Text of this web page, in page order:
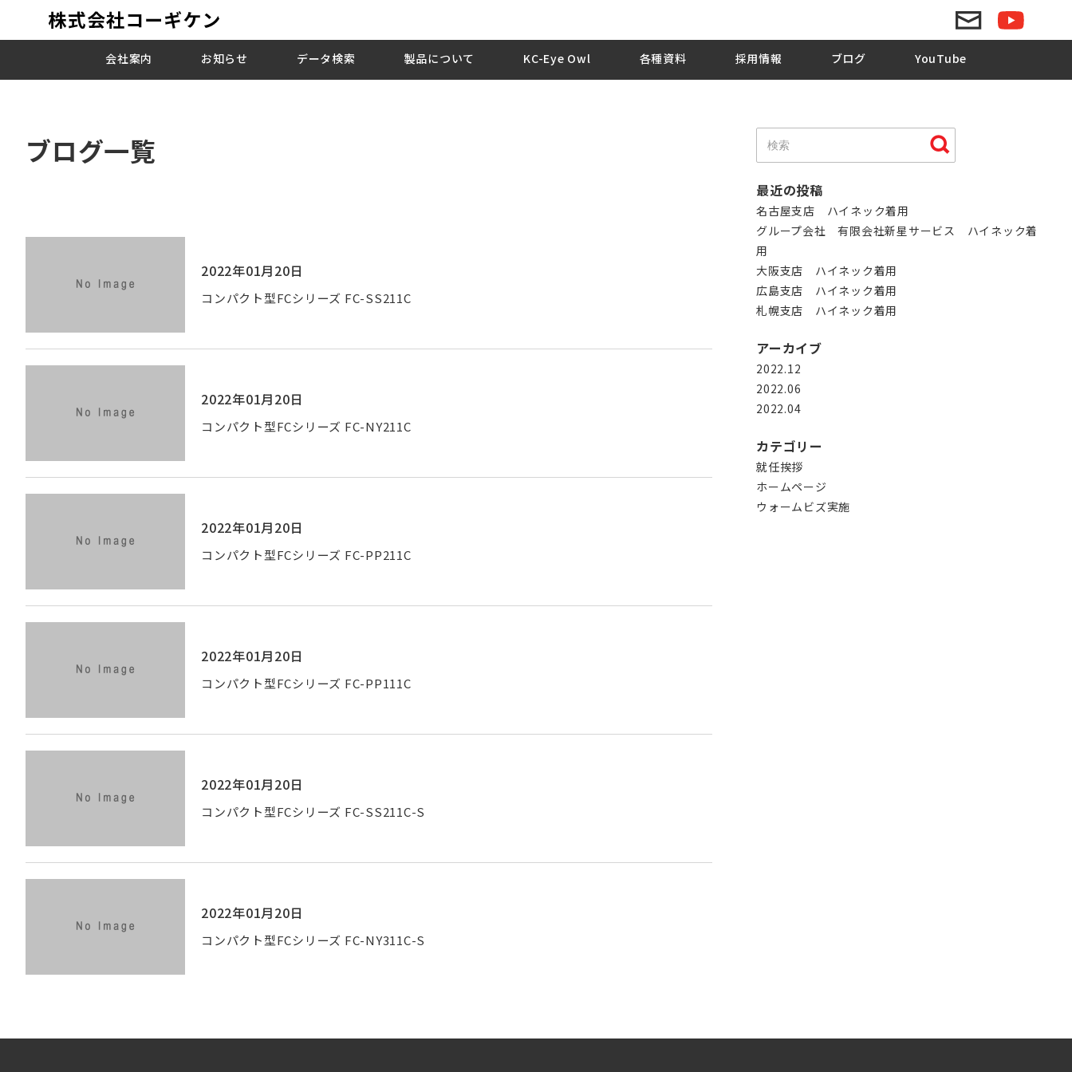
会社案内 お知らせ データ検索 製品について KC-Eye Owl 各種資料 採用情報 ブログ YouTube
ブログ一覧
2022年01月20日
コンパクト型FCシリーズ FC-SS211C
2022年01月20日
コンパクト型FCシリーズ FC-NY211C
2022年01月20日
コンパクト型FCシリーズ FC-PP211C
2022年01月20日
コンパクト型FCシリーズ FC-PP111C
2022年01月20日
コンパクト型FCシリーズ FC-SS211C-S
2022年01月20日
コンパクト型FCシリーズ FC-NY311C-S
最近の投稿
名古屋支店 ハイネック着用
グループ会社 有限会社新星サービス ハイネック着
用
大阪支店 ハイネック着用
広島支店 ハイネック着用
札幌支店 ハイネック着用
アーカイブ
2022.12
2022.06
2022.04
カテゴリー
就任挨拶
ホームページ
ウォームビズ実施